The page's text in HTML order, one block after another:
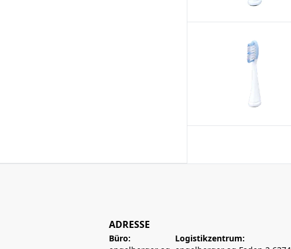
ADRESSE
Büro:
Logistikzentrum: